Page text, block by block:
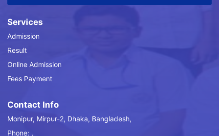
Services
Admission
Result
Online Admission
Fees Payment
Contact Info
Monipur, Mirpur-2, Dhaka, Bangladesh,
Phone: ,